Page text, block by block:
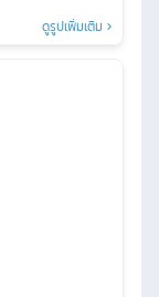
ดูรูปเพิ่มเติม